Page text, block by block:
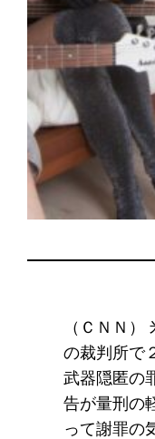
（ＣＮＮ
の裁判所で
武器隠匿の
告が量刑の
って謝罪の